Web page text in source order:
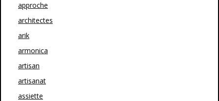
approche
architectes
arik
armonica
artisan
artisanat
assiette